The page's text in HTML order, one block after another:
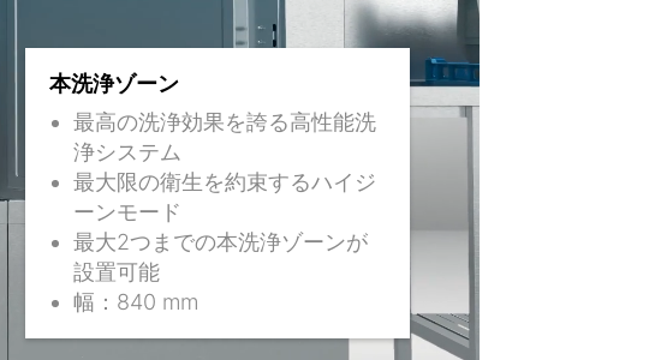
本洗浄ゾーン
最高の洗浄効果を誇る高性能洗
浄システム
最大限の衛生を約束するハイジ
ーンモード
最大2つまでの本洗浄ゾーンが
設置可能
幅：840 mm